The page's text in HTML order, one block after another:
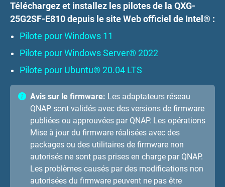
Téléchargez et installez les pilotes de la QXG-
25G2SF-E810 depuis le site Web officiel de Intel® :
Pilote pour Windows 11
Pilote pour Windows Server® 2022
Pilote pour Ubuntu® 20.04 LTS
Avis sur le firmware: Les adaptateurs réseau
QNAP sont validés avec des versions de firmware
publiées ou approuvées par QNAP. Les opérations
Mise à jour du firmware réalisées avec des
packages ou des utilitaires de firmware non
autorisés ne sont pas prises en charge par QNAP.
Les problèmes causés par des modifications non
autorisées du firmware peuvent ne pas être